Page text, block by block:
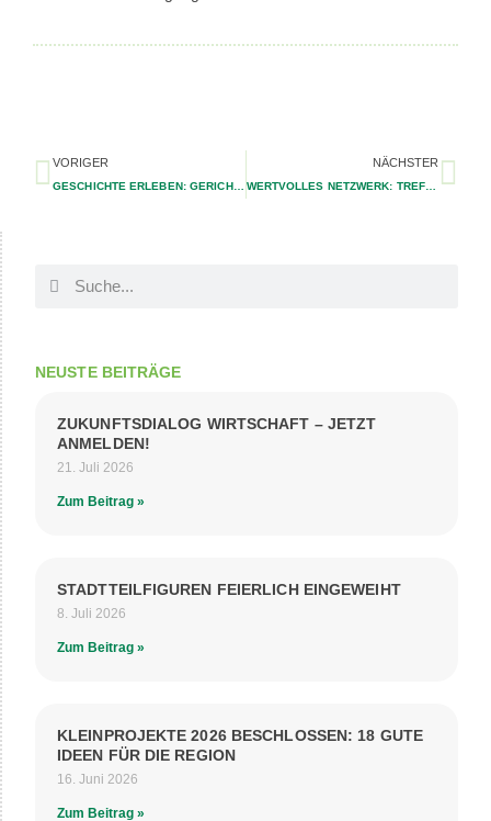
VORIGER
GESCHICHTE ERLEBEN: GERICHTSSTÄTTEN GEER SANIERT
NÄCHSTER
NEUSTE BEITRÄGE
ZUKUNFTSDIALOG WIRTSCHAFT – JETZT
ANMELDEN!
21. Juli 2026
Zum Beitrag »
STADTTEILFIGUREN FEIERLICH EINGEWEIHT
8. Juli 2026
Zum Beitrag »
KLEINPROJEKTE 2026 BESCHLOSSEN: 18 GUTE
IDEEN FÜR DIE REGION
16. Juni 2026
Zum Beitrag »